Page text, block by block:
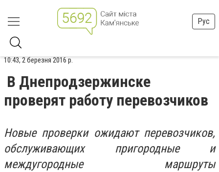
Рус
10:43, 2 березня 2016 р.
В Днепродзержинске
проверят работу перевозчиков
Новые проверки ожидают перевозчиков,
обслуживающих пригородные и
междугородные маршруты